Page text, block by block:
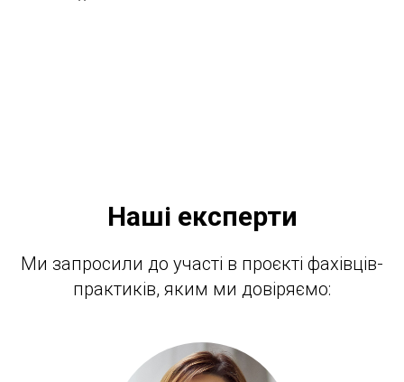
Наші експерти
Ми запросили до участі в проєкті фахівців-
практиків, яким ми довіряємо: